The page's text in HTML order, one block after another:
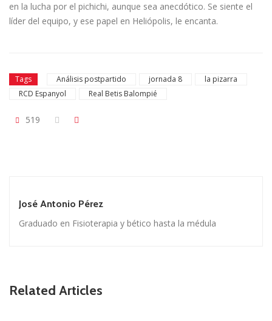
en la lucha por el pichichi, aunque sea anecdótico. Se siente el
líder del equipo, y ese papel en Heliópolis, le encanta.
Tags Análisis postpartido jornada 8
la pizarra
RCD Espanyol
Real Betis Balompié
519
José Antonio Pérez
Graduado en Fisioterapia y bético hasta la médula
Related Articles